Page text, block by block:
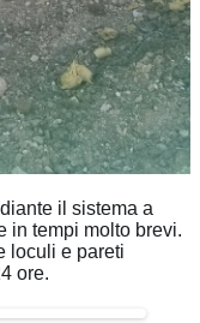
il sistema a
in tempi molto brevi.
loculi e pareti
ore.